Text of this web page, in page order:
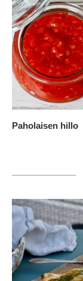
Paholaisen hillo